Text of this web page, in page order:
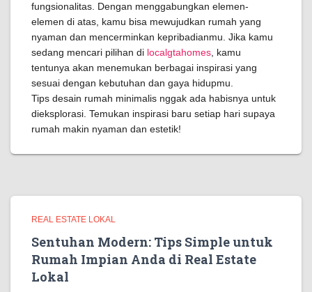
fungsionalitas. Dengan menggabungkan elemen-
elemen di atas, kamu bisa mewujudkan rumah yang
nyaman dan mencerminkan kepribadianmu. Jika kamu
sedang mencari pilihan di localgtahomes , kamu
tentunya akan menemukan berbagai inspirasi yang
sesuai dengan kebutuhan dan gaya hidupmu.
Tips desain rumah minimalis nggak ada habisnya untuk
dieksplorasi. Temukan inspirasi baru setiap hari supaya
rumah makin nyaman dan estetik!
REAL ESTATE LOKAL
Sentuhan Modern: Tips Simple untuk
Rumah Impian Anda di Real Estate
Lokal